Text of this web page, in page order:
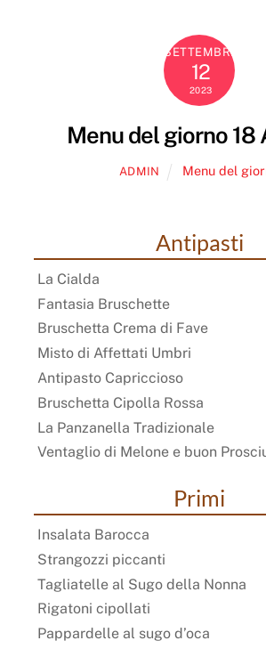
SETTEMBRE
12
2023
Menu del giorno 18
ADMIN Menu del
Antipasti
La Cialda
Fantasia Bruschette
Bruschetta Crema di Fave
Misto di Affettati Umbri
Antipasto Capriccioso
Bruschetta Cipolla Rossa
La Panzanella Tradizionale
Ventaglio di Melone e buon
Primi
Insalata Barocca
Strangozzi piccanti
Tagliatelle al Sugo della Nonna
Rigatoni cipollati
Pappardelle al sugo d’oca